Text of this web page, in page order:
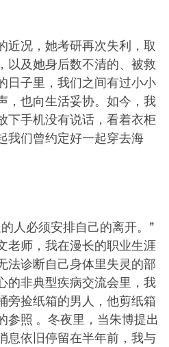
近况，她考研再次失利，取
以及她身后数不清的、被救
日子里，我们之间有过小小
，也向生活妥协。如今，我
下手机没有说话，看着衣柜
我们曾约定好一起穿去海
人必须安排自己的离开。”
老师，我在漫长的职业生涯
法诊断自己身体里失灵的部
的非典型疾病交流会里，我
旁捡纸箱的男人，他剪纸箱
参照 。冬夜里，当朱博提出
息依旧停留在半年前，我与